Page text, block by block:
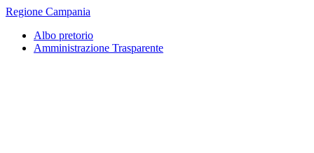
Regione Campania
Albo pretorio
Amministrazione Trasparente